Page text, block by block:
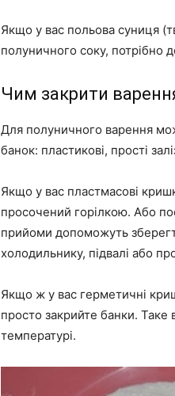
Якщо у вас польова суниця
полуничного соку, потрібно
Чим закрити
Для полуничного варення
банок: пластикові, прості
Якщо у вас пластмасові
просочений горілкою. Або
прийоми допоможуть
холодильнику, підвалі або
Якщо ж у вас герметичні
просто закрийте банки. Таке
температурі.